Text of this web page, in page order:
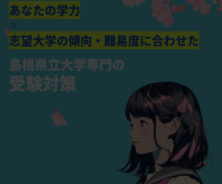
高３の9月、10月からの島根県立大学受験勉強
ますが、可能性は十分にあります。まずはとにかくすぐ
にご連絡下さい。現在の状況から島根県立大学合格に向
けてどのように勉強を進めていくのかご相談に乗りま
す。
高３の11月、12月からの島根県立大学受験勉強
あなたの学力
×
志望大学の傾向・難易度に合わせた
島根県立大学専門の
受験対策